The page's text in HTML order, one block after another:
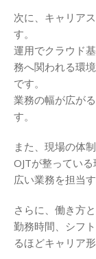
次に、キャリア
す。
運用でクラウド
務へ関われる環
です。
業務の幅が広が
す。
また、現場の体
OJTが整ってい
広い業務を担当
さらに、働き方
勤務時間、シフ
るほどキャリア